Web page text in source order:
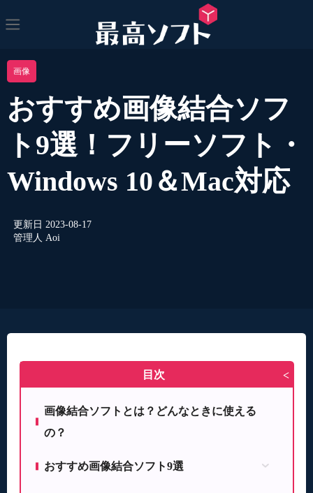
画像
おすすめ画像結合ソフ
ト9選！フリーソフト・
Windows 10＆Mac対応
更新日 2023-08-17
管理人 Aoi
目次 >
画像結合ソフトとは？どんなときに使える
の？
おすすめ画像結合ソフト9選